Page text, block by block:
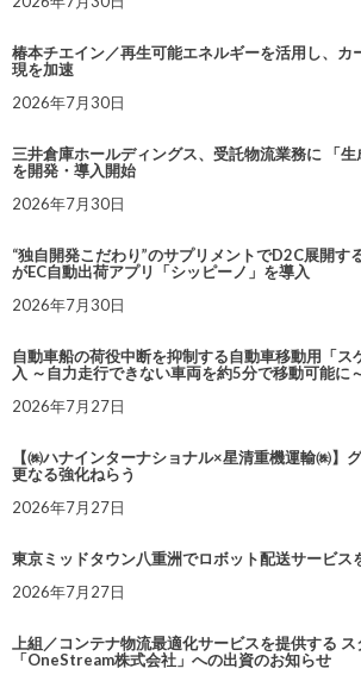
椿本チエイン／再生可能エネルギーを活用し、カ
現を加速
2026年7月30日
三井倉庫ホールディングス、受託物流業務に 「生
を開発・導入開始
2026年7月30日
“独自開発こだわり”のサプリメントでD2C展開す
がEC自動出荷アプリ「シッピーノ」を導入
2026年7月30日
自動車船の荷役中断を抑制する自動車移動用「ス
入 ～自力走行できない車両を約5分で移動可能に
2026年7月27日
【㈱ハナインターナショナル×星清重機運輸㈱】
更なる強化ねらう
2026年7月27日
東京ミッドタウン八重洲でロボット配送サービス
2026年7月27日
上組／コンテナ物流最適化サービスを提供する
「OneStream株式会社」への出資のお知らせ